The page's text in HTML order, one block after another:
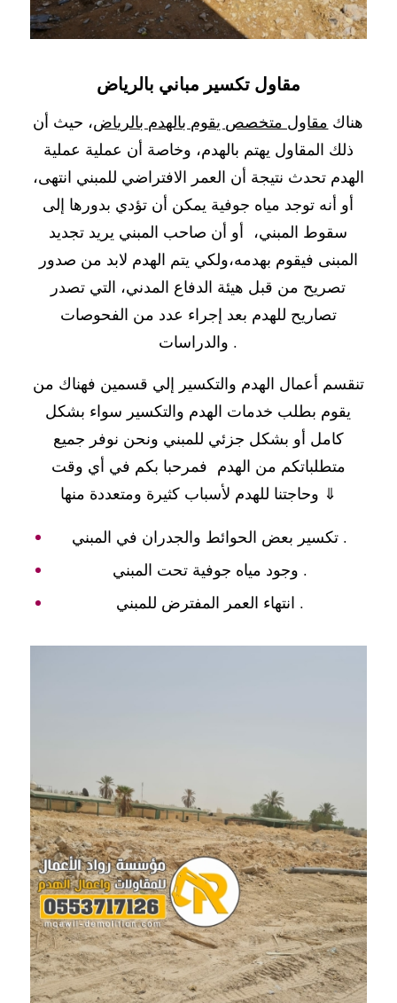
مقاول تكسير مباني بالرياض
هناك مقاول متخصص يقوم بالهدم بالرياض، حيث أن
ذلك المقاول يهتم بالهدم، وخاصة أن عملية عملية
الهدم تحدث نتيجة أن العمر الافتراضي للمبني انتهى،
أو أنه توجد مياه جوفية يمكن أن تؤدي بدورها إلى
سقوط المبني، أو أن صاحب المبني يريد تجديد
المبنى فيقوم بهدمه،ولكي يتم الهدم لابد من صدور
تصريح من قبل هيئة الدفاع المدني، التي تصدر
تصاريح للهدم بعد إجراء عدد من الفحوصات
والدراسات .
تنقسم أعمال الهدم والتكسير إلي قسمين فهناك من
يقوم بطلب خدمات الهدم والتكسير سواء بشكل
كامل أو بشكل جزئي للمبني ونحن نوفر جميع
متطلباتكم من الهدم فمرحبا بكم في أي وقت
وحاجتنا للهدم لأسباب كثيرة ومتعددة منها ⇓
تكسير بعض الحوائط والجدران في المبني .
وجود مياه جوفية تحت المبني .
انتهاء العمر المفترض للمبني .